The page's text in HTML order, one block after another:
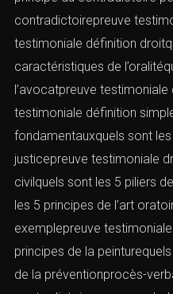
contradictoirepreuve
testimoniale définition
caractéristiques de
l’avocatpreuve
testimoniale définition
fondamentauxquels sont
justicepreuve testimoniale
civilquels sont les 5 piliers
les 5 principes de l’art
exemplepreuve
principes de la
de la préventionprocès-